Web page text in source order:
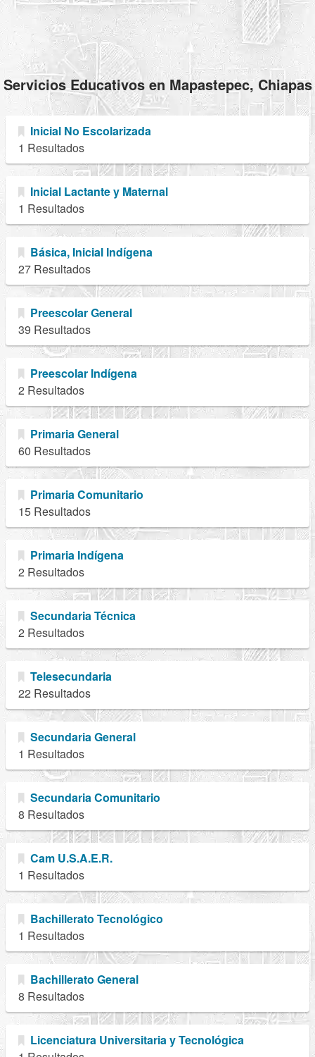
Servicios Educativos en Mapastepec, Chiapas
Inicial No Escolarizada
1 Resultados
Inicial Lactante y Maternal
1 Resultados
Básica, Inicial Indígena
27 Resultados
Preescolar General
39 Resultados
Preescolar Indígena
2 Resultados
Primaria General
60 Resultados
Primaria Comunitario
15 Resultados
Primaria Indígena
2 Resultados
Secundaria Técnica
2 Resultados
Telesecundaria
22 Resultados
Secundaria General
1 Resultados
Secundaria Comunitario
8 Resultados
Cam U.S.A.E.R.
1 Resultados
Bachillerato Tecnológico
1 Resultados
Bachillerato General
8 Resultados
Licenciatura Universitaria y Tecnológica